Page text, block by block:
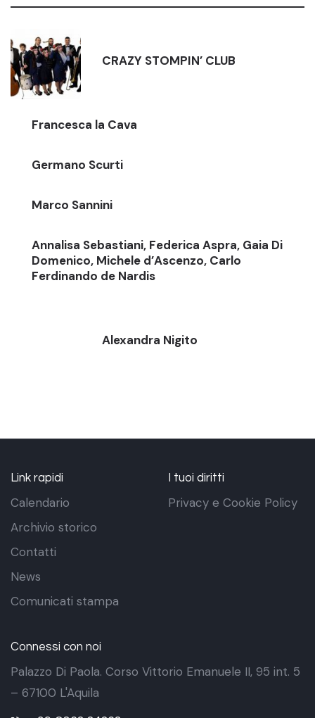
CRAZY STOMPIN’ CLUB
Francesca la Cava
Germano Scurti
Marco Sannini
Annalisa Sebastiani, Federica Aspra, Gaia Di
Domenico, Michele d’Ascenzo, Carlo
Ferdinando de Nardis
Alexandra Nigito
Link rapidi
Calendario
Archivio storico
Contatti
News
Comunicati stampa
I tuoi diritti
Privacy e Cookie Policy
Connessi con noi
Palazzo Di Paola. Corso Vittorio Emanuele II, 95 int. 5
– 67100 L'Aquila